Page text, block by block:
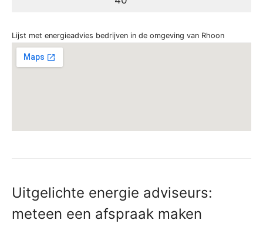
Lijst met energieadvies bedrijven in de omgeving van Rhoon
Uitgelichte energie adviseurs:
meteen een afspraak maken